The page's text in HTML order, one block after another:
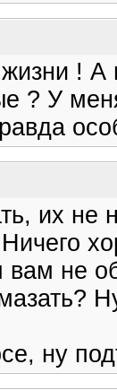
!
? У
их не
вам не
ну